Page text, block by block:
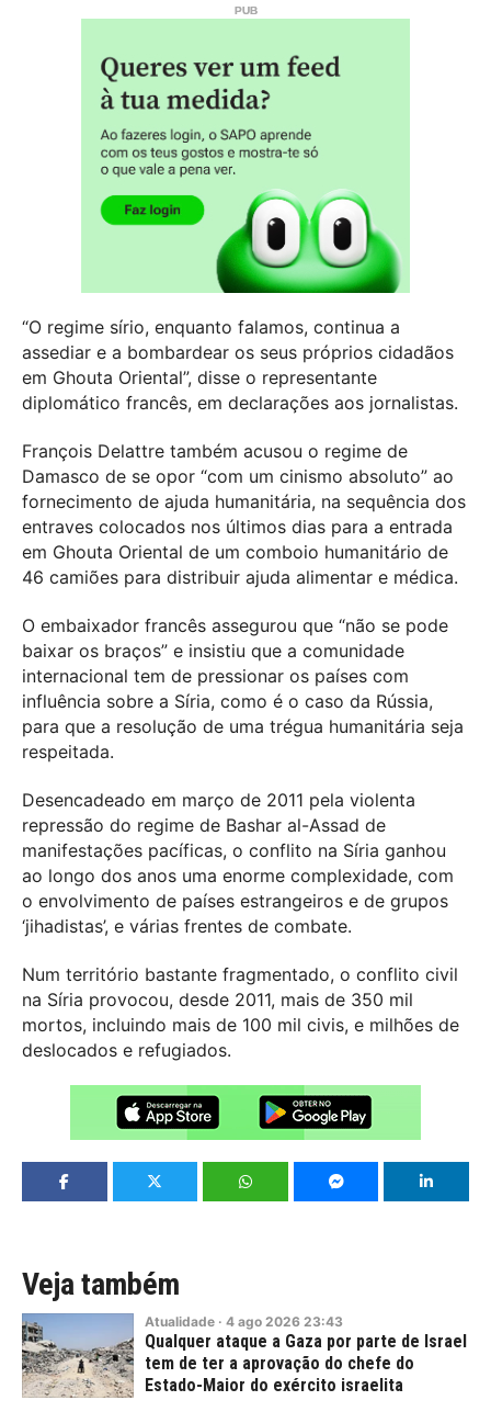
“O regime sírio, enquanto falamos, continua a
assediar e a bombardear os seus próprios cidadãos
em Ghouta Oriental”, disse o representante
diplomático francês, em declarações aos jornalistas.
François Delattre também acusou o regime de
Damasco de se opor “com um cinismo absoluto” ao
fornecimento de ajuda humanitária, na sequência dos
entraves colocados nos últimos dias para a entrada
em Ghouta Oriental de um comboio humanitário de
46 camiões para distribuir ajuda alimentar e médica.
O embaixador francês assegurou que “não se pode
baixar os braços” e insistiu que a comunidade
internacional tem de pressionar os países com
influência sobre a Síria, como é o caso da Rússia,
para que a resolução de uma trégua humanitária seja
respeitada.
Desencadeado em março de 2011 pela violenta
repressão do regime de Bashar al-Assad de
manifestações pacíficas, o conflito na Síria ganhou
ao longo dos anos uma enorme complexidade, com
o envolvimento de países estrangeiros e de grupos
‘jihadistas’, e várias frentes de combate.
Num território bastante fragmentado, o conflito civil
na Síria provocou, desde 2011, mais de 350 mil
mortos, incluindo mais de 100 mil civis, e milhões de
deslocados e refugiados.
Veja também
Atualidade · 4 ago 2026 23:43
Qualquer ataque a Gaza por parte de Israel
tem de ter a aprovação do chefe do
Estado-Maior do exército israelita